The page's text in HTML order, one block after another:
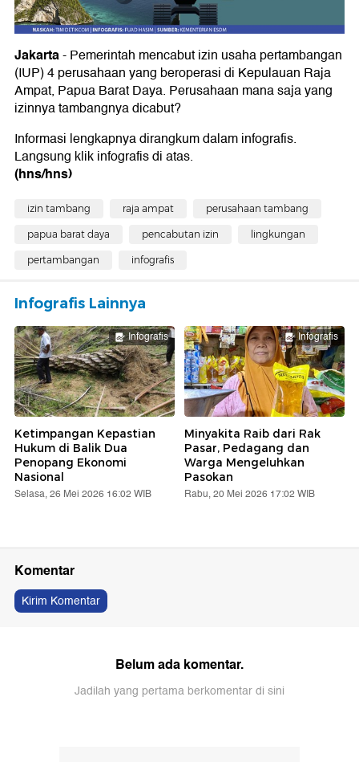
Jakarta- Pemerintah mencabut izin usaha pertambangan
(IUP) 4 perusahaan yang beroperasi di Kepulauan Raja
Ampat, Papua Barat Daya. Perusahaan mana saja yang
izinnya tambangnya dicabut?
Informasi lengkapnya dirangkum dalam infografis.
Langsung klik infografis di atas.
(hns/hns)
izin tambang raja ampat perusahaan tambang
papua barat daya pencabutan izin lingkungan
pertambangan infografis
Infografis Lainnya
Infografis
Ketimpangan Kepastian
Hukum di Balik Dua
Penopang Ekonomi
Nasional
Selasa, 26 Mei 2026 16:02 WIB
Infografis
Minyakita Raib dari Rak
Pasar, Pedagang dan
Warga Mengeluhkan
Pasokan
Rabu, 20 Mei 2026 17:02 WIB
Komentar
Kirim Komentar
Belum ada komentar.
Jadilah yang pertama berkomentar di sini